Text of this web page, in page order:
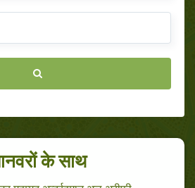
के साथ